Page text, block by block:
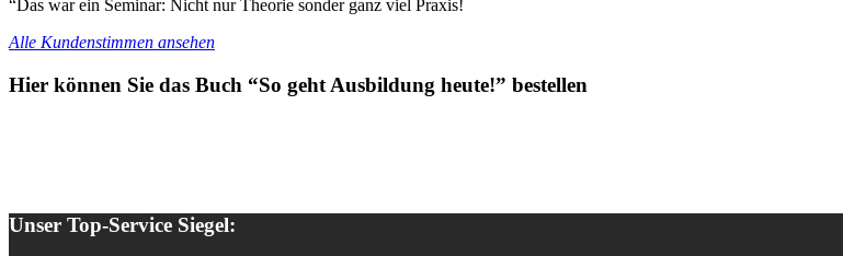
“Das war ein Seminar: Nicht nur Theorie sonder ganz viel Praxis!
Alle Kundenstimmen ansehen
Hier können Sie das Buch “So geht Ausbildung heute!” bestellen
Unser Top-Service Siegel: